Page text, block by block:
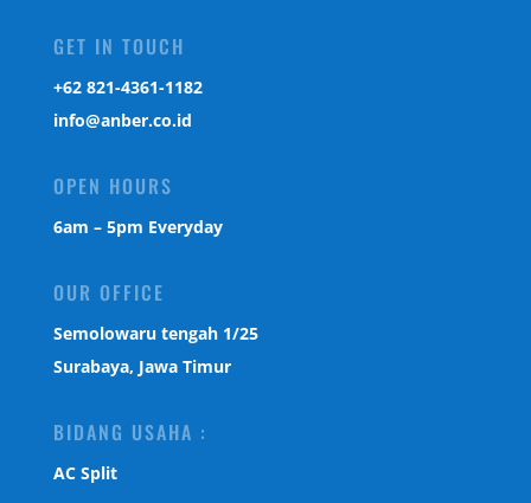
GET IN TOUCH
‎+62 821-4361-1182
info@anber.co.id
OPEN HOURS
6am – 5pm Everyday
OUR OFFICE
Semolowaru tengah 1/25
Surabaya, Jawa Timur
BIDANG USAHA :
AC Split